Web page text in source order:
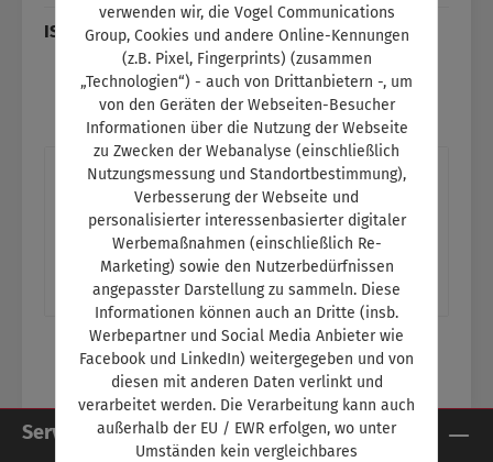
ISBN: SW11154
Beschreibung
Titelthema: Strommärchen entlarvtImmer
mehr Fakten sprechen für den Elektroantrieb
im Auto Ein Thema im Schulungsteil:- Fahr…
Mehr
Service-Hotline
verwenden wir, die Vogel Communications
Group, Cookies und andere Online-Kennungen
(z.B. Pixel, Fingerprints) (zusammen
„Technologien“) - auch von Drittanbietern -, um
von den Geräten der Webseiten-Besucher
Informationen über die Nutzung der Webseite
zu Zwecken der Webanalyse (einschließlich
Nutzungsmessung und Standortbestimmung),
Verbesserung der Webseite und
personalisierter interessenbasierter digitaler
Werbemaßnahmen (einschließlich Re-
Marketing) sowie den Nutzerbedürfnissen
angepasster Darstellung zu sammeln. Diese
Informationen können auch an Dritte (insb.
Werbepartner und Social Media Anbieter wie
Facebook und LinkedIn) weitergegeben und von
diesen mit anderen Daten verlinkt und
verarbeitet werden. Die Verarbeitung kann auch
außerhalb der EU / EWR erfolgen, wo unter
Umständen kein vergleichbares